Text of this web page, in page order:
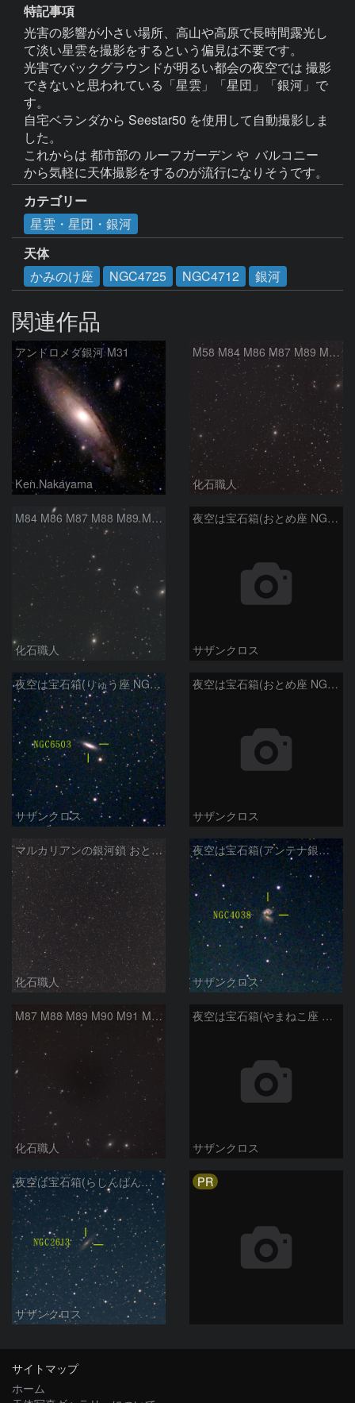
特記事項
光害の影響が小さい場所、高山や高原で長時間露光し
て淡い星雲を撮影をするという偏見は不要です。
光害でバックグラウンドが明るい都会の夜空では 撮影
できないと思われている「星雲」「星団」「銀河」で
す。
自宅ベランダから Seestar50 を使用して自動撮影しま
した。
これからは 都市部の ルーフガーデン や  バルコニー
カテゴリー
星雲・星団・銀河
天体
かみのけ座
NGC4725 NGC4712 銀河
関連作品
アンドロメダ銀河 M31
Ken.Nakayama
M58 M84 M86 M87 M89 M90 マルカリアンの銀河鎖 おとめ座 かみのけ座
化石職人
M84 M86 M87 M88 M89 M90 M91 マルカリアンの銀河鎖 おとめ座 かみのけ座
化石職人
夜空は宝石箱(おとめ座 NGC5566) Seestar50
サザンクロス
夜空は宝石箱(りゅう座 NGC6503) Seestar50
サザンクロス
夜空は宝石箱(おとめ座 NGC5746) Seestar50
サザンクロス
マルカリアンの銀河鎖 おとめ座・ かみのけ座の銀河
化石職人
夜空は宝石箱(アンテナ銀河 NGC4038) Seestar50
サザンクロス
M87 M88 M89 M90 M91 M100 マルカリアンの銀河鎖 おとめ座 かみのけ座
化石職人
夜空は宝石箱(やまねこ座 NGC2683) Seestar50
サザンクロス
夜空は宝石箱(らしんばん座 NGC2613) Seestar50
サザンクロス
PR
サイトマップ
ホーム